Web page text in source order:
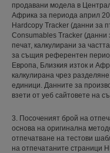
продавани модела в
Африка за периода април
Hardcopy Tracker (данни за
Consumables Tracker (данни
печат, калкулирани за
за същия референтен
Европа, Близкия изток и
калкулирана чрез
единици. Данните за
взети от уеб сайтовете на
3. Посоченият брой на
основа на оригинална
отпечатване на тестови
на отпечатаните страници